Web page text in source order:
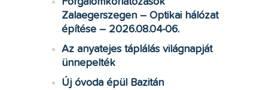
Zalaegerszegen – Optikai hálózat
építése – 2026.08.04-06.
Az anyatejes táplálás világnapját
ünnepelték
Új óvoda épül Bazitán